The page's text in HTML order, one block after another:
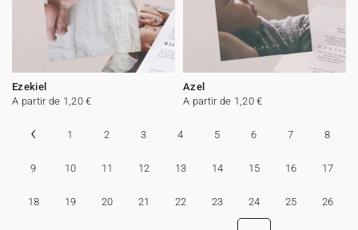
Ezekiel
A partir de 1,20 €
Azel
A partir de 1,20 €
‹ 1 2 3 4 5 6 7 8
9 10 11 12 13 14 15 16 17
18 19 20 21 22 23 24 25 26